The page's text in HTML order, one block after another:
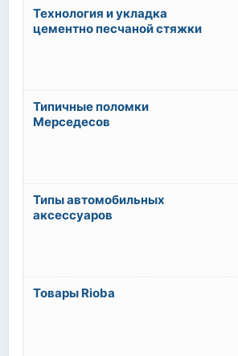
Технология и укладка
цементно песчаной стяжки
Типичные поломки
Мерседесов
Типы автомобильных
аксессуаров
Товары Rioba